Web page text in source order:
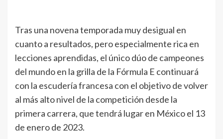
Tras una novena temporada muy desigual en
cuanto a resultados, pero especialmente rica en
lecciones aprendidas, el único dúo de campeones
del mundo en la grilla de la Fórmula E continuará
con la escudería francesa con el objetivo de volver
al más alto nivel de la competición desde la
primera carrera, que tendrá lugar en México el 13
de enero de 2023.